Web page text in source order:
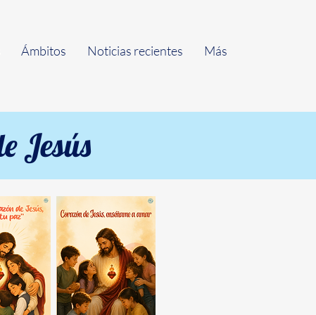
Ámbitos Noticias recientes Más
Jesús